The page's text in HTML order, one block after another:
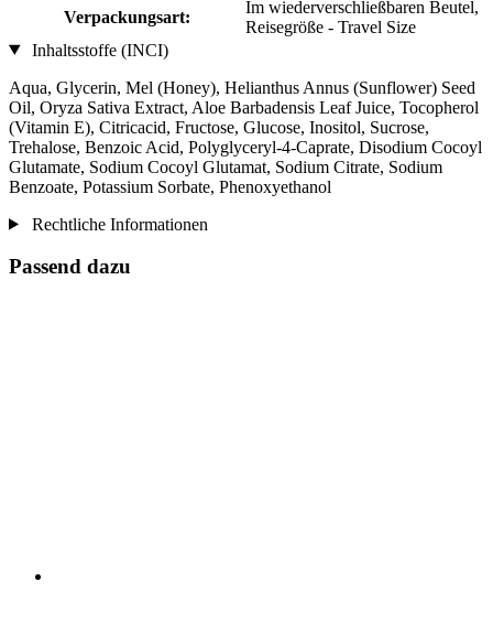
Verpackungsart:
Im wiederverschließbaren Beutel,
Reisegröße - Travel Size
Inhaltsstoffe (INCI)
Aqua, Glycerin, Mel (Honey), Helianthus Annus (Sunflower) Seed
Oil, Oryza Sativa Extract, Aloe Barbadensis Leaf Juice, Tocopherol
(Vitamin E), Citricacid, Fructose, Glucose, Inositol, Sucrose,
Trehalose, Benzoic Acid, Polyglyceryl-4-Caprate, Disodium Cocoyl
Glutamate, Sodium Cocoyl Glutamat, Sodium Citrate, Sodium
Benzoate, Potassium Sorbate, Phenoxyethanol
Rechtliche Informationen
Passend dazu